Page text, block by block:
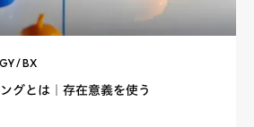
/ BX
グとは｜存在意義を使う